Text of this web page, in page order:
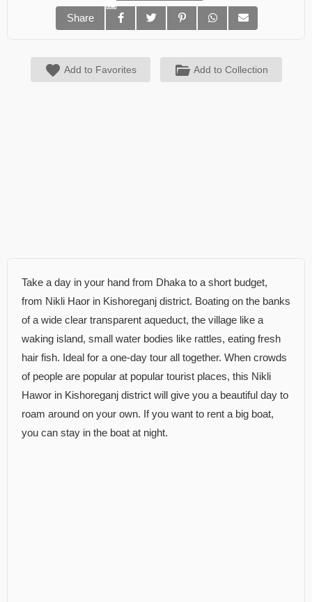
Share
Add to Favorites Add to Collection
Take a day in your hand from Dhaka to a short budget,
from Nikli Haor in Kishoreganj district. Boating on the banks
of a wide clear transparent aqueduct, the village like a
waking island, small water bodies like rattles, eating fresh
hair fish. Ideal for a one-day tour all together. When crowds
of people are popular at popular tourist places, this Nikli
Hawor in Kishoreganj district will give you a beautiful day to
roam around on your own. If you want to rent a big boat,
you can stay in the boat at night.